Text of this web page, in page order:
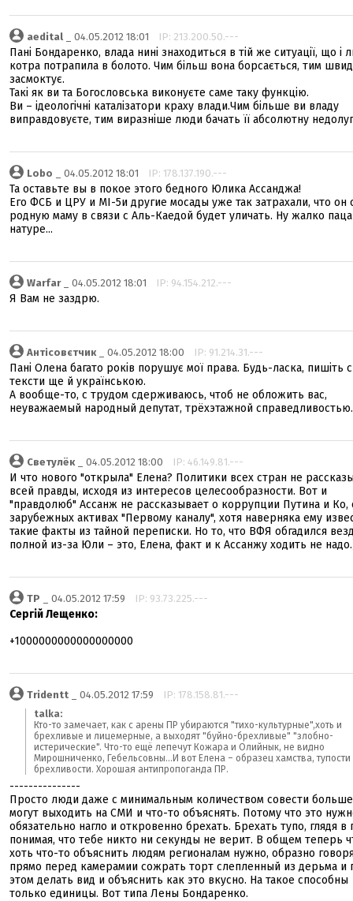
aedital _ 04.05.2012 18:01 IP: 213.200.50.---
Пані Бондаренко, влада нині знаходиться в тій же ситуації, що і
котра потрапила в болото. Чим більш вона борсається, тим
засмоктує.
Такі як ви та Богословська виконуєте саме таку функцію.
Ви – ідеологічні каталізатори краху влади.Чим більше ви владу
виправдовуєте, тим виразніше люди бачать її абсолютну
Lobo _ 04.05.2012 18:01 IP: 178.137.190.---
Та оставьте вы в покое этого бедного Юлика Ассанджа!
Его ФСБ и ЦРУ и MI-5и другие мосады уже так затрахали, что он
родную маму в связи с Аль-Каедой будет уличать. Ну жалко
натуре...
Warfar_ 04.05.2012 18:01 IP: 94.154.212.---
Я Вам не заздрю.
Антісовєтчик_ 04.05.2012 18:00 IP: 91.214.31.---
Пані Олена багато років порушує мої права. Будь-ласка, пишіть
тексти ще й українською.
А вообще-то, с трудом сдерживаюсь, чтоб не обложить вас,
неуважаемый народный депутат, трёхэтажной справедливостью.
Светулёк_ 04.05.2012 18:00 IP: 46.149.81.---
И что нового "открыла" Елена? Политики всех стран не
всей правды, исходя из интересов целесообразности. Вот и
"правдолюб" Ассанж не рассказывает о коррупции Путина и Ко,
зарубежных активах "Первому каналу", хотя наверняка ему
такие факты из тайной переписки. Но то, что ВФЯ обгадился
полной из-за Юли – это, Елена, факт и к Ассанжу ходить не
TP _ 04.05.2012 17:59 IP: 93.73.225.---
Сергій Лещенко:
+1000000000000000000
Tridentt _ 04.05.2012 17:59 IP: 178.158.81.---
talka:
Кто-то замечает, как с арены ПР убираются "тихо-культурные",хоть и
брехливые и лицемерные, а выходят "буйно-брехливые" "злобно-
истерические". Что-то ещё лепечут Кожара и Олийнык, не видно
Мирошниченко, Гебельсовны...И вот Елена – образец хамства, тупости
брехливости. Хорошая антипропоганда ПР.
---------------
Просто люди даже с минимальным количеством совести
могут выходить на СМИ и что-то объяснять. Потому что это
обязательно нагло и откровенно брехать. Брехать тупо, глядя в
понимая, что тебе никто ни секунды не верит. В общем теперь
хоть что-то объяснить людям регионалам нужно, образно
прямо перед камерамии сожрать торт слепленный из дерьма и
этом делать вид и объяснить как это вкусно. На такое способны
только единицы. Вот типа Лены Бондаренко.